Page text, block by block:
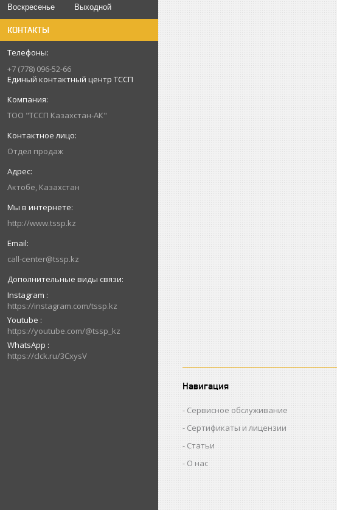
Воскресенье
Выходной
КОНТАКТЫ
+7 (778) 096-52-66
Единый контактный центр ТССП
ТОО "ТССП Казахстан-АК"
Отдел продаж
Актобе, Казахстан
http://www.tssp.kz
call-center@tssp.kz
Instagram
https://instagram.com/tssp.kz
Youtube
https://youtube.com/@tssp_kz
WhatsApp
https://clck.ru/3CxysV
Навигация
Сервисное обслуживание
Сертификаты и лицензии
Статьи
О нас